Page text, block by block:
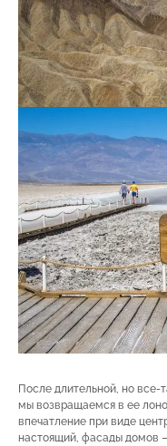
После длительной, но все-
мы возвращаемся в ее
впечатление при виде
настоящий, фасады домов